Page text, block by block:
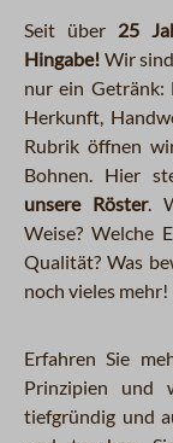
Seit über 25
Hingabe! Wir
nur ein Getränk:
Herkunft,
Rubrik öffnen
Bohnen. Hier
unsere Röster.
Weise? Welche
Qualität? Was
noch vieles mehr!
Erfahren Sie
Prinzipien und
tiefgründig und